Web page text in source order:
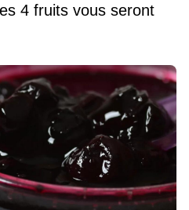
4 fruits vous seront